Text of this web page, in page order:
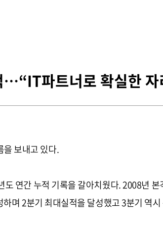
파트너로 확실한
을 보내고 있다.
연간 누적 기록을 갈아치웠다. 2008년
며 2분기 최대실적을 달성했고 3분기 역